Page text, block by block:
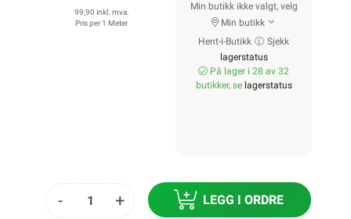
99,90 inkl. mva.
Pris per 1 Meter
Min butikk ikke valgt, velg
Min butikk
Hent-i-Butikk
Sjekk
lagerstatus
På lager i 28 av 32
butikker, se lagerstatus
- + LEGG I ORDRE